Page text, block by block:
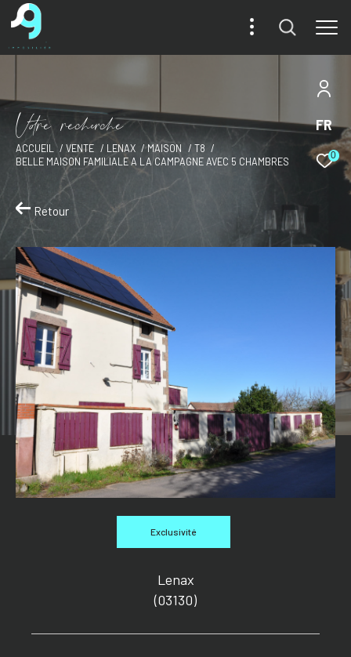
FR
0
Vore recece
ACCUEIL VENTE LENAX MAISON
T8
BELLE MAISON FAMILIALE A LA CAMPAGNE AVEC 5 CHAMBRES
Retour
Exclusivité
Lenax
(03130)